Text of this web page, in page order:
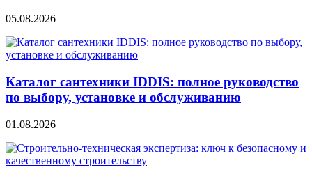
05.08.2026
Каталог сантехники IDDIS: полное руководство
по выбору, установке и обслуживанию
01.08.2026